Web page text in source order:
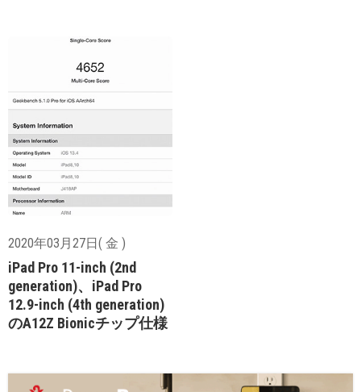
2020年03月27日( 金 )
iPad Pro 11-inch (2nd
generation)、iPad Pro
12.9-inch (4th generation)
のA12Z Bionicチップ仕様